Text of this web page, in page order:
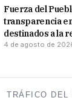
Fuerza del
transparencia
destinados a la
4 de agosto de
TRÁFICO DEL